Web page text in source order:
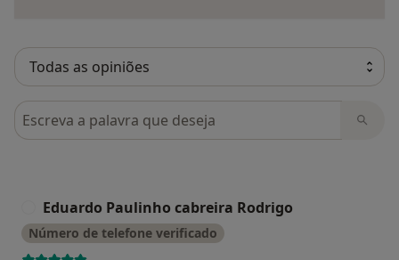
Pesquisar em opiniões
Eduardo Paulinho cabreira Rodrigo
Número de telefone verificado